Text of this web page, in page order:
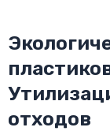
отходов